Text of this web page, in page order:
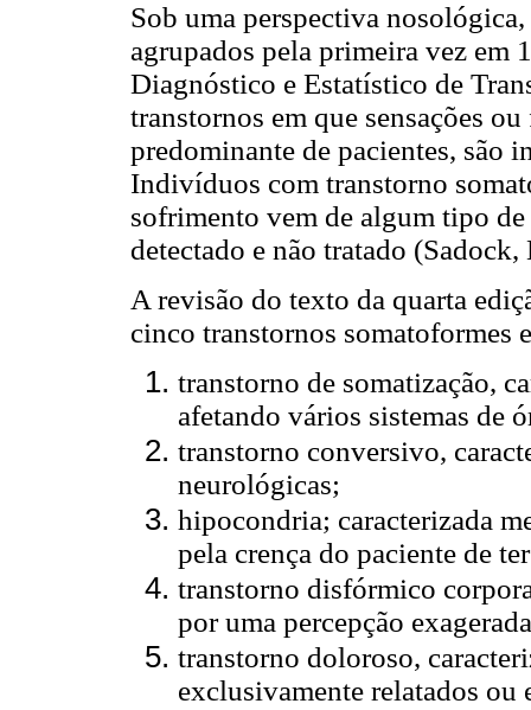
Sob uma perspectiva
agrupados pela primeira vez em
Diagnóstico e Estatístico de
transtornos em que sensações
predominante de pacientes, são
Indivíduos com transtorno
sofrimento vem de algum tipo
detectado e não tratado
A revisão do texto da quarta
cinco transtornos somatoformes
transtorno de somatização,
afetando vários sistemas de
transtorno conversivo,
neurológicas;
hipocondria; caracterizada
pela crença do paciente de
transtorno disfórmico
por uma percepção
transtorno doloroso,
exclusivamente relatados